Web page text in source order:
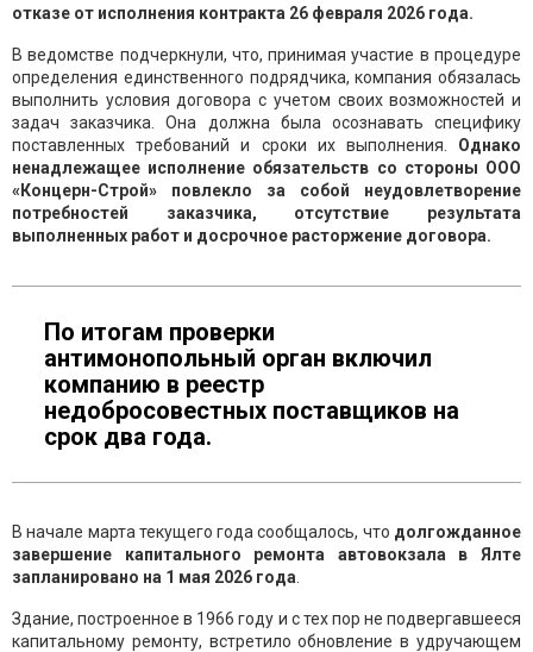
отказе от исполнения контракта 26 февраля 2026 года.
В ведомстве подчеркнули, что, принимая участие в процедуре
определения единственного подрядчика, компания обязалась
выполнить условия договора с учетом своих возможностей и
задач заказчика. Она должна была осознавать специфику
поставленных требований и сроки их выполнения.
Однако
ненадлежащее исполнение обязательств со стороны ООО
«Концерн-Строй» повлекло за собой неудовлетворение
потребностей заказчика, отсутствие результата
выполненных работ и досрочное расторжение договора.
По итогам проверки
антимонопольный орган включил
компанию в реестр
недобросовестных поставщиков на
срок два года.
В начале марта текущего года сообщалось, что долгожданное
завершение капитального ремонта автовокзала в Ялте
запланировано на 1 мая 2026 года
Здание, построенное в 1966 году и с тех пор не подвергавшееся
капитальному ремонту, встретило обновление в удручающем